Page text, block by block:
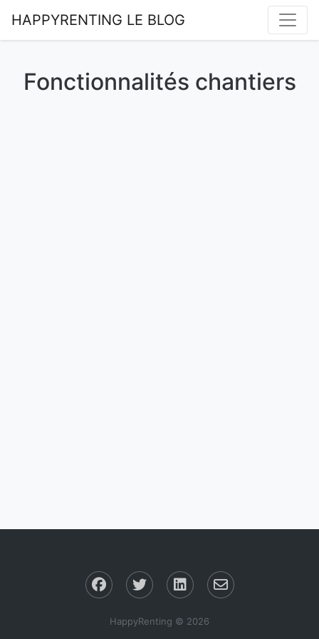
HAPPYRENTING LE BLOG
Fonctionnalités chantiers
HappyRenting © 2026